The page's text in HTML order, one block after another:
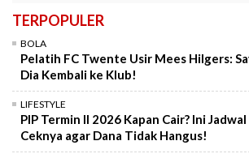
TERPOPULER
BOLA
Pelatih FC Twente Usir Mees Hilgers:
Dia Kembali ke Klub!
LIFESTYLE
PIP Termin II 2026 Kapan Cair? Ini
Ceknya agar Dana Tidak Hangus!